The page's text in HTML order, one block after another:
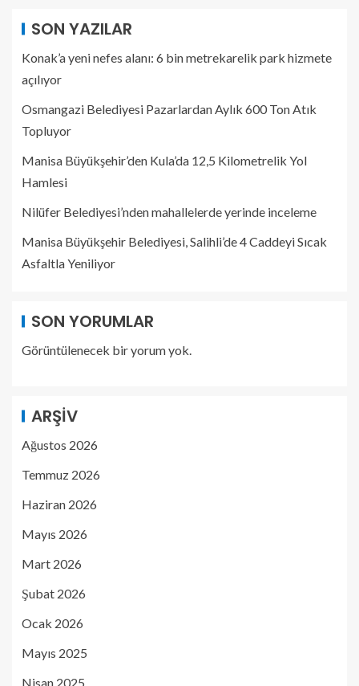
SON YAZILAR
Konak’a yeni nefes alanı: 6 bin metrekarelik park hizmete
açılıyor
Osmangazi Belediyesi Pazarlardan Aylık 600 Ton Atık
Topluyor
Manisa Büyükşehir’den Kula’da 12,5 Kilometrelik Yol
Hamlesi
Nilüfer Belediyesi’nden mahallelerde yerinde inceleme
Manisa Büyükşehir Belediyesi, Salihli’de 4 Caddeyi Sıcak
Asfaltla Yeniliyor
SON YORUMLAR
Görüntülenecek bir yorum yok.
ARŞIV
Ağustos 2026
Temmuz 2026
Haziran 2026
Mayıs 2026
Mart 2026
Şubat 2026
Ocak 2026
Mayıs 2025
Nisan 2025